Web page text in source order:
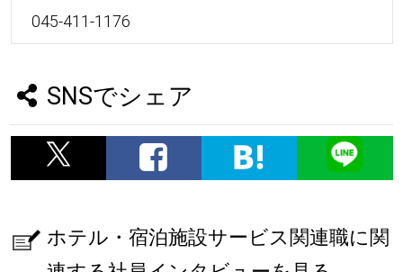
045-411-1176
SNSでシェア
ホテル・宿泊施設サービス関連職に関